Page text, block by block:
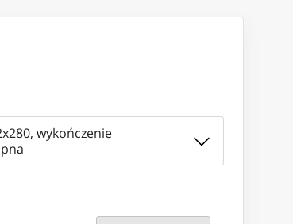
wykończenie